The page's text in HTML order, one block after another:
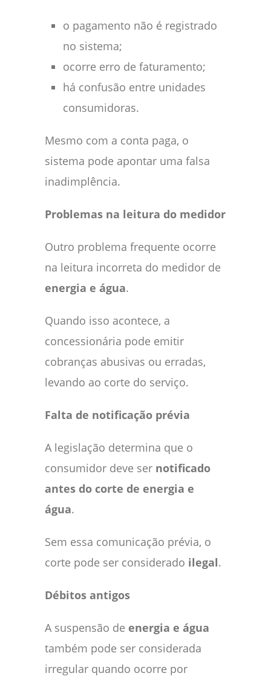
o pagamento não é registrado
no sistema;
ocorre erro de faturamento;
há confusão entre unidades
consumidoras.
Mesmo com a conta paga, o
sistema pode apontar uma falsa
inadimplência.
Problemas na leitura do medidor
Outro problema frequente ocorre
na leitura incorreta do medidor de
energia e água.
Quando isso acontece, a
concessionária pode emitir
cobranças abusivas ou erradas,
levando ao corte do serviço.
Falta de notificação prévia
A legislação determina que o
consumidor deve ser notificado
antes do corte de energia e
água.
Sem essa comunicação prévia, o
corte pode ser considerado ilegal.
Débitos antigos
A suspensão de energia e água
também pode ser considerada
irregular quando ocorre por